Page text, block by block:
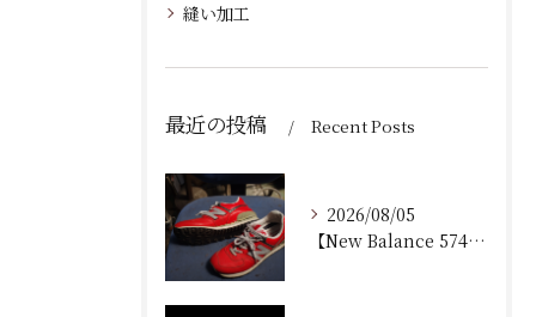
縫い加工
最近の投稿 Recent Posts
2026/08/05
【New Balance 574 修理｜加水分解したウェッジ...